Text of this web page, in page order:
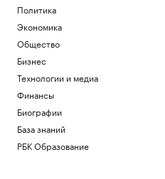
Политика
Экономика
Общество
Бизнес
Технологии и медиа
Финансы
Биографии
База знаний
РБК Образование